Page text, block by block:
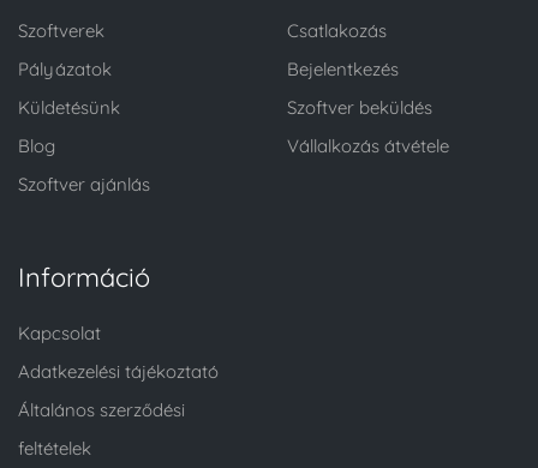
Szoftverek
Pályázatok
Küldetésünk
Blog
Szoftver ajánlás
Csatlakozás
Bejelentkezés
Szoftver beküldés
Vállalkozás átvétele
Információ
Kapcsolat
Adatkezelési tájékoztató
Általános szerződési
feltételek